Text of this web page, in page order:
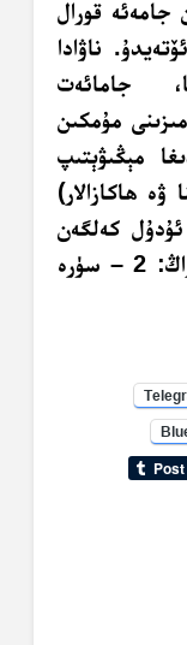
جامەئە قورال
ناۋادا
جامائەت
مۇمكىن
مېڭىۋېتىپ
ۋە ھاكازالار)
ئۇدۇل كەلگەن
تەرەپكە يۈز كەلتۈرۈپ ئۆتەيدۇ (قاراڭ: 2 – سۈرە